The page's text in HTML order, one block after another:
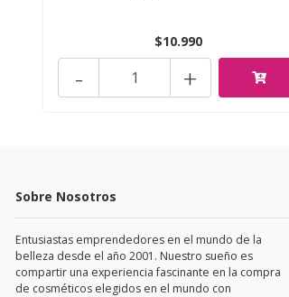
$10.990
+
-
Sobre Nosotros
Entusiastas emprendedores en el mundo de la
belleza desde el año 2001. Nuestro sueño es
compartir una experiencia fascinante en la compra
de cosméticos elegidos en el mundo con